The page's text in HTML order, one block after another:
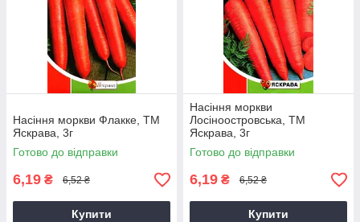
Насіння моркви Флакке, ТМ
Яскрава, 3г
Готово до відправки
6,19 ₴ 6,52 ₴
Купити
Насіння моркви
Лосiноостровська, ТМ
Яскрава, 3г
Готово до відправки
6,19 ₴ 6,52 ₴
Купити